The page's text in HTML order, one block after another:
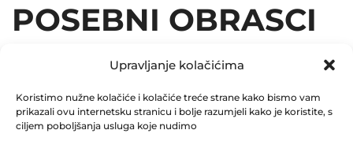
Upravljanje kolačićima
Koristimo nužne kolačiće i kolačiće treće strane kako bismo vam
prikazali ovu internetsku stranicu i bolje razumjeli kako je koristite, s
ciljem poboljšanja usluga koje nudimo
POSEBNI OBRASCI
ZA ZIF 2019
0 Comments